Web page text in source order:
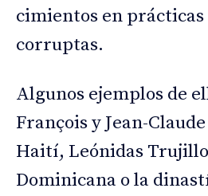
cimientos en
corruptas.
Algunos ejemplos de
François y Jean-
Haití, Leónidas
Dominicana o la